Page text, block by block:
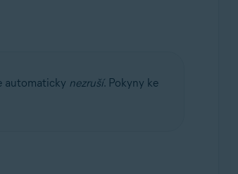
automaticky nezruší. Pokyny ke